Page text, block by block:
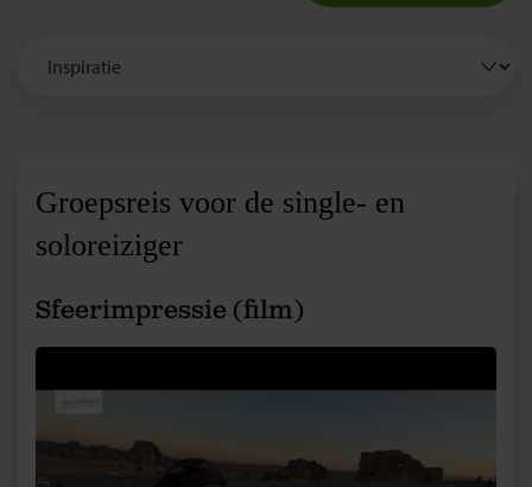
Groepsreis voor de single- en
soloreiziger
Sfeerimpressie (film)